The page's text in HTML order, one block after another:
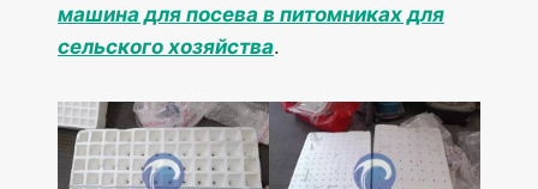
машина для посева в питомниках для
сельского хозяйства.